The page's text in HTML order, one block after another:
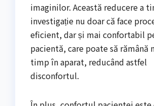
imaginilor. Această reducere a
investigație nu doar că face
eficient, dar și mai confortabil
pacientă, care poate să rămână
timp în aparat, reducând astfel
disconfortul.